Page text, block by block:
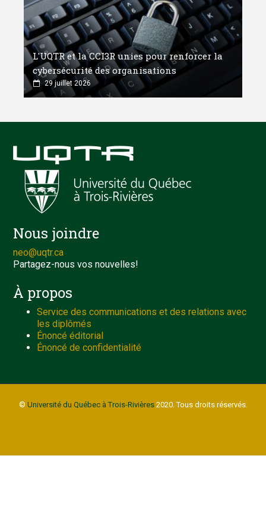
L'UQTR et la CCI3R unies pour renforcer la
cybersécurité des organisations
29 juillet 2026
Nous joindre
neo@uqtr.ca
Partagez-nous vos nouvelles!
À propos
Service des communications et des relations avec
les diplômés
Énoncé éditorial
Énoncé de confidentialité
© Université du Québec à Trois-Rivières2020. Tous droits réservés.